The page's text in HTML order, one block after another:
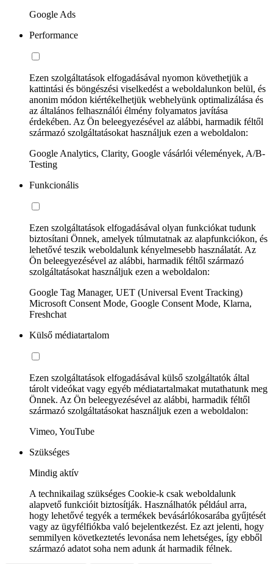
Google Ads
Performance
Ezen szolgáltatások elfogadásával nyomon követhetjük a
kattintási és böngészési viselkedést a weboldalunkon belül, és
anonim módon kiértékelhetjük webhelyünk optimalizálása és
az általános felhasználói élmény folyamatos javítása
érdekében. Az Ön beleegyezésével az alábbi, harmadik féltől
származó szolgáltatásokat használjuk ezen a weboldalon:
Google Analytics, Clarity, Google vásárlói vélemények, A/B-
Testing
Funkcionális
Ezen szolgáltatások elfogadásával olyan funkciókat tudunk
biztosítani Önnek, amelyek túlmutatnak az alapfunkciókon, és
lehetővé teszik weboldalunk kényelmesebb használatát. Az
Ön beleegyezésével az alábbi, harmadik féltől származó
szolgáltatásokat használjuk ezen a weboldalon:
Google Tag Manager, UET (Universal Event Tracking)
Microsoft Consent Mode, Google Consent Mode, Klarna,
Freshchat
Külső médiatartalom
Ezen szolgáltatások elfogadásával külső szolgáltatók által
tárolt videókat vagy egyéb médiatartalmakat mutathatunk meg
Önnek. Az Ön beleegyezésével az alábbi, harmadik féltől
származó szolgáltatásokat használjuk ezen a weboldalon:
Vimeo, YouTube
Szükséges
Mindig aktív
A technikailag szükséges Cookie-k csak weboldalunk
alapvető funkcióit biztosítják. Használhatók például arra,
hogy lehetővé tegyék a termékek bevásárlókosarába gyűjtését
vagy az ügyfélfiókba való bejelentkezést. Ez azt jelenti, hogy
semmilyen következtetés levonása nem lehetséges, így ebből
származó adatot soha nem adunk át harmadik félnek.